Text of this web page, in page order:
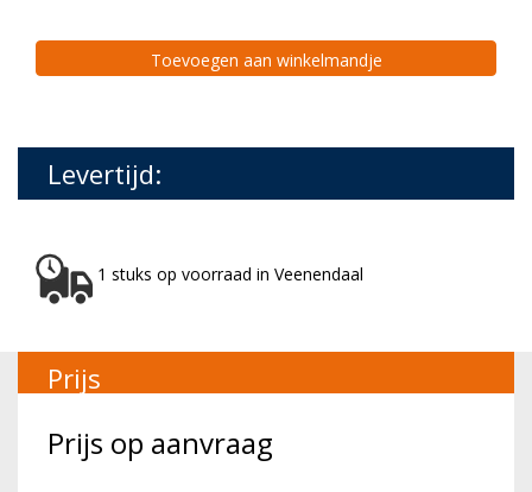
Toevoegen aan winkelmandje
Levertijd:
1 stuks op voorraad in Veenendaal
Prijs
Prijs op aanvraag